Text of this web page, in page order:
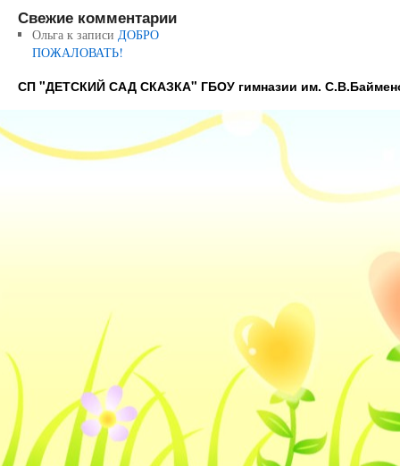
Свежие комментарии
Ольгак записи ДОБРО
ПОЖАЛОВАТЬ!
СП "ДЕТСКИЙ САД СКАЗКА" ГБОУ гимназии им.